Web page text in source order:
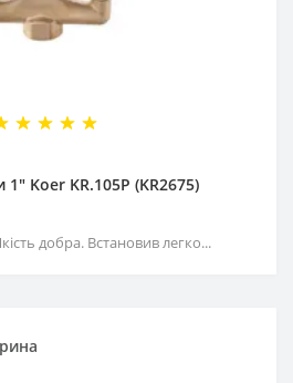
1" Koer KR.105P (KR2675)
добра. Встановив легко...